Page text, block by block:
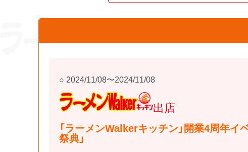
2024/11/08〜2024/11/08
ラーメンWalkerキ
ッチン 出店
「ラーメンWalkerキッチン」開業4周年イ
祭典」